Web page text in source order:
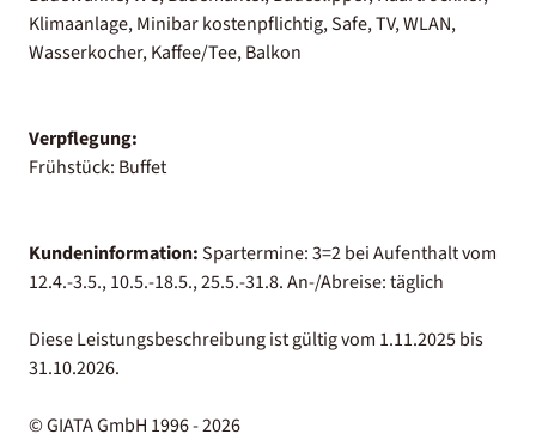
Klimaanlage, Minibar kostenpflichtig, Safe, TV, WLAN,
Wasserkocher, Kaffee/Tee, Balkon
Verpflegung:
Frühstück: Buffet
Kundeninformation:Spartermine: 3=2 bei Aufenthalt vom
12.4.-3.5., 10.5.-18.5., 25.5.-31.8. An-/Abreise: täglich
Diese Leistungsbeschreibung ist gültig vom 1.11.2025 bis
31.10.2026.
© GIATA GmbH 1996 - 2026